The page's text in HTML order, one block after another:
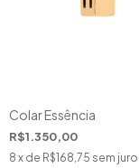
Colar Essência
R$1.350,00
8 x de R$168,75 sem